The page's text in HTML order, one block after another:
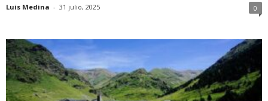
Luis Medina - 31 julio, 2025 0